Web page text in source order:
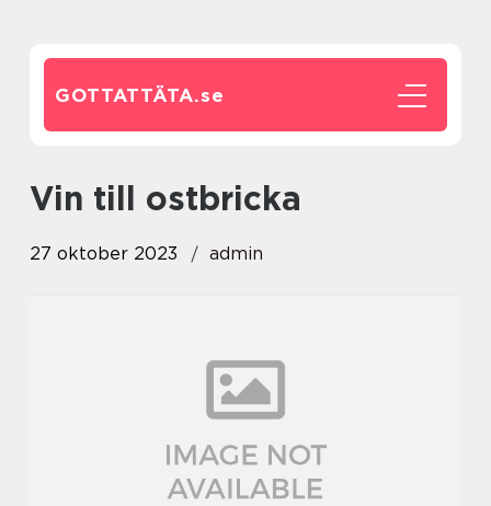
GOTTATTÄTA.se
vin till ostbricka
27 oktober 2023 admin